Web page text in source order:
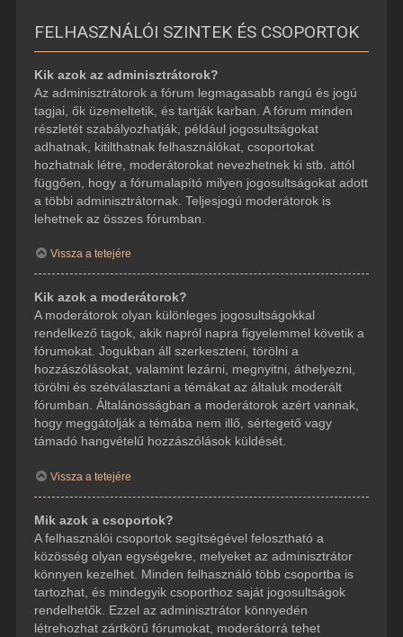
FELHASZNÁLÓI SZINTEK ÉS CSOPORTOK
Kik azok az adminisztrátorok?
Az adminisztrátorok a fórum legmagasabb rangú és jogú
tagjai, ők üzemeltetik, és tartják karban. A fórum minden
részletét szabályozhatják, például jogosultságokat
adhatnak, kitilthatnak felhasználókat, csoportokat
hozhatnak létre, moderátorokat nevezhetnek ki stb. attól
függően, hogy a fórumalapító milyen jogosultságokat adott
a többi adminisztrátornak. Teljesjogú moderátorok is
lehetnek az összes fórumban.
Vissza a tetejére
Kik azok a moderátorok?
A moderátorok olyan különleges jogosultságokkal
rendelkező tagok, akik napról napra figyelemmel követik a
fórumokat. Jogukban áll szerkeszteni, törölni a
hozzászólásokat, valamint lezárni, megnyitni, áthelyezni,
törölni és szétválasztani a témákat az általuk moderált
fórumban. Általánosságban a moderátorok azért vannak,
hogy meggátolják a témába nem illő, sértegető vagy
támadó hangvételű hozzászólások küldését.
Vissza a tetejére
Mik azok a csoportok?
A felhasználói csoportok segítségével felosztható a
közösség olyan egységekre, melyeket az adminisztrátor
könnyen kezelhet. Minden felhasználó több csoportba is
tartozhat, és mindegyik csoporthoz saját jogosultságok
rendelhetők. Ezzel az adminisztrátor könnyedén
létrehozhat zártkörű fórumokat, moderátorrá tehet